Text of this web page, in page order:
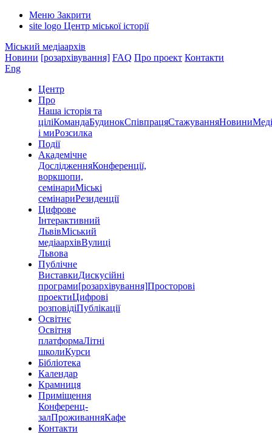
Меню Закрити
site logo Центр міської історії
Міський медіаархів
Новини [розархівування] FAQ Про проект Контакти
Eng
Центр
Про
Наша історія та
ціліКомандаБудинокСпівпрацяСтажуванняНовини
і миРозсилка
Події
Академічне
ДослідженняКонференції,
воркшопи,
семінариМіські
семінариРезиденції
Цифрове
Інтерактивний
ЛьвівМіський
медіаархівВулиці
Львова
Публічне
ВиставкиДискусійні
програми[розархівування]Просторові
проектиЦифрові
розповідіПублікації
Освітнє
Освітня
платформаЛітні
школиКурси
Бібліотека
Календар
Крамниця
Приміщення
Конференц-
залПроживанняКафе
Контакти